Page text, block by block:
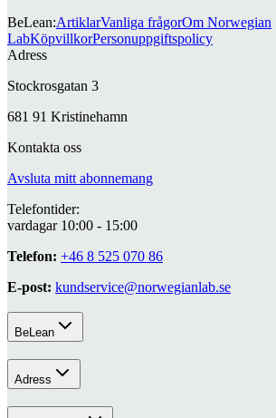
BeLean:ArtiklarVanliga frågorOm Norwegian
LabKöpvillkorPersonuppgiftspolicy
Adress
Stockrosgatan 3
681 91 Kristinehamn
Kontakta oss
Avsluta mitt abonnemang
Telefontider:
vardagar 10:00 - 15:00
Telefon: +46 8 525 070 86
E-post: kundservice@norwegianlab.se
BeLean
Adress